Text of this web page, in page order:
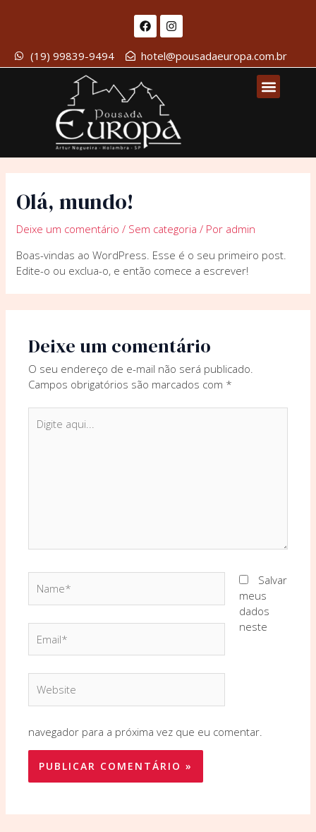
conteúdo
F
a
c
b
o
k
I
n
s
a
g
(19) 99839-9494 hotel@pousadaeuropa.com.br
Menu
Olá, mundo!
Deixe um comentário / Sem categoria / Por admin
Boas-vindas ao WordPress. Esse é o seu primeiro post.
Edite-o ou exclua-o, e então comece a escrever!
Deixe um comentário
O seu endereço de e-mail não será publicado.
Campos obrigatórios são marcados com *
aqui...
Salvar
meus
dados
neste
navegador para a próxima vez que eu comentar.